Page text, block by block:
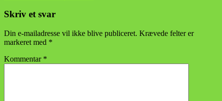
Skriv et svar
Din e-mailadresse vil ikke blive publiceret. Krævede felter er
markeret med *
Kommentar *